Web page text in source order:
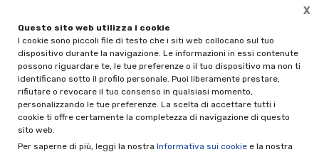
Questo sito web utilizza i cookie
I cookie sono piccoli file di testo che i siti web collocano sul tuo
dispositivo durante la navigazione. Le informazioni in essi contenute
possono riguardare te, le tue preferenze o il tuo dispositivo ma non ti
identificano sotto il profilo personale. Puoi liberamente prestare,
rifiutare o revocare il tuo consenso in qualsiasi momento,
personalizzando le tue preferenze. La scelta di accettare tutti i
cookie ti offre certamente la completezza di navigazione di questo
sito web.
Per saperne di più, leggi la nostra Informativa sui cookie e la nostra
X
Spedizione gratuita per acquisti superiori a € 89,00 IVA
(solo per spedizioni in Italia)